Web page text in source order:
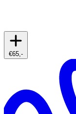
€65,-